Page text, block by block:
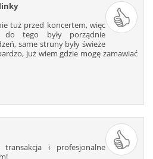
tuż przed koncertem, więc
tego były porządnie
same struny były świeże
już wiem gdzie mogę zamawiać
i profesjonalne